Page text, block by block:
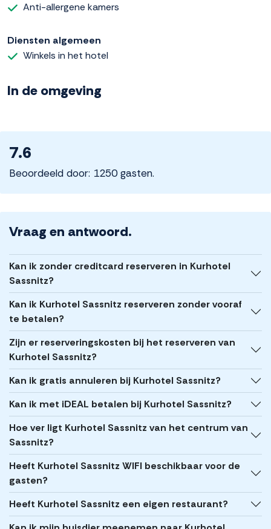
Anti-allergene kamers
Diensten algemeen
Winkels in het hotel
In de omgeving
7.6
Beoordeeld door: 1250 gasten.
Vraag en antwoord.
Kan ik zonder creditcard reserveren in Kurhotel
Sassnitz?
Kan ik Kurhotel Sassnitz reserveren zonder vooraf
te betalen?
Zijn er reserveringskosten bij het reserveren van
Kurhotel Sassnitz?
Kan ik gratis annuleren bij Kurhotel Sassnitz?
Kan ik met iDEAL betalen bij Kurhotel Sassnitz?
Hoe ver ligt Kurhotel Sassnitz van het centrum van
Sassnitz?
Heeft Kurhotel Sassnitz WIFI beschikbaar voor de
gasten?
Heeft Kurhotel Sassnitz een eigen restaurant?